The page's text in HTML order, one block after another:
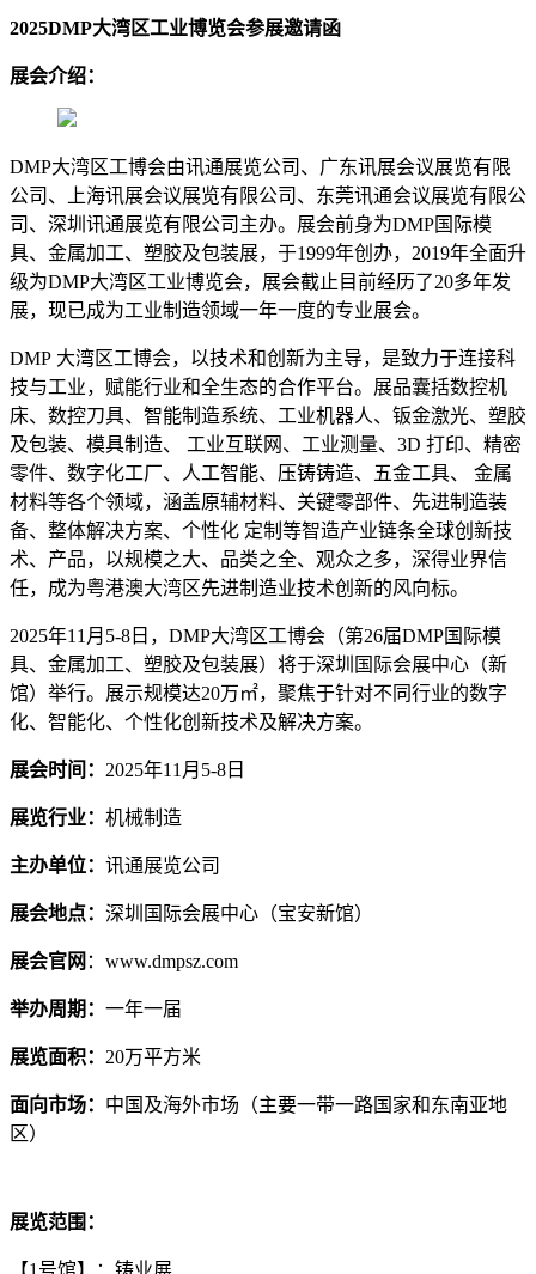
2025DMP大湾区工业博览会参展邀请函
展会介绍：
DMP大湾区工博会由讯通展览公司、广东讯展会议展览有限
公司、上海讯展会议展览有限公司、东莞讯通会议展览有限公
司、深圳讯通展览有限公司主办。展会前身为DMP国际模
具、金属加工、塑胶及包装展，于1999年创办，2019年全面升
级为DMP大湾区工业博览会，展会截止目前经历了20多年发
展，现已成为工业制造领域一年一度的专业展会。
DMP 大湾区工博会，以技术和创新为主导，是致力于连接科
技与工业，赋能行业和全生态的合作平台。展品囊括数控机
床、数控刀具、智能制造系统、工业机器人、钣金激光、塑胶
及包装、模具制造、 工业互联网、工业测量、3D 打印、精密
零件、数字化工厂、人工智能、压铸铸造、五金工具、 金属
材料等各个领域，涵盖原辅材料、关键零部件、先进制造装
备、整体解决方案、个性化 定制等智造产业链条全球创新技
术、产品，以规模之大、品类之全、观众之多，深得业界信
任，成为粤港澳大湾区先进制造业技术创新的风向标。
2025年11月5-8日，DMP大湾区工博会（第26届DMP国际模
具、金属加工、塑胶及包装展）将于深圳国际会展中心（新
馆）举行。展示规模达20万㎡，聚焦于针对不同行业的数字
化、智能化、个性化创新技术及解决方案。
展会时间： 2025年11月5-8日
展览行业： 机械制造
主办单位： 讯通展览公司
展会地点： 深圳国际会展中心（宝安新馆）
展会官网 ：www.dmpsz.com
举办周期： 一年一届
展览面积： 20万平方米
面向市场： 中国及海外市场（主要一带一路国家和东南亚地
区）
展览范围：
【1号馆】：铸业展